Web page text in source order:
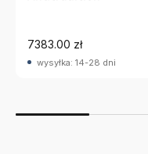
7383.00 zł
wysyłka: 14-28 dni